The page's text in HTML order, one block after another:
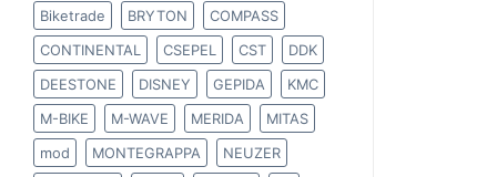
Biketrade
BRYTON
COMPASS
CONTINENTAL
CSEPEL CST
DDK
DEESTONE
DISNEY GEPIDA
KMC
M-BIKE
M-WAVE MERIDA
MITAS
mod
MONTEGRAPPA
NEUZER